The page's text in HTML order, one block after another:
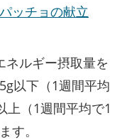
ッチョの献立
ネルギー摂取量を
以下（1週間平均
上（1週間平均で1
す。